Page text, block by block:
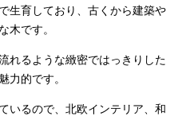
生育しており、古くから建築や
木です。
れるような緻密ではっきりした
力的です。
いるので、北欧インテリア、和